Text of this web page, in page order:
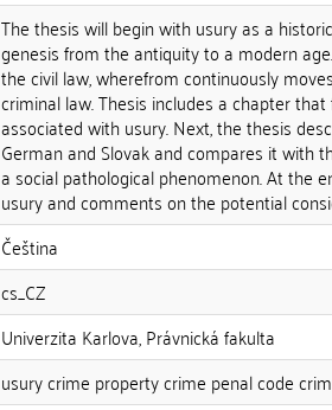
The thesis will begin with usury as a
genesis from the antiquity to a modern
the civil law, wherefrom continuously
criminal law. Thesis includes a chapter
associated with usury. Next, the thesis
German and Slovak and compares it with
a social pathological phenomenon. At the
usury and comments on the potential
Čeština
cs_CZ
Univerzita Karlova, Právnická fakulta
usury crime property crime penal code